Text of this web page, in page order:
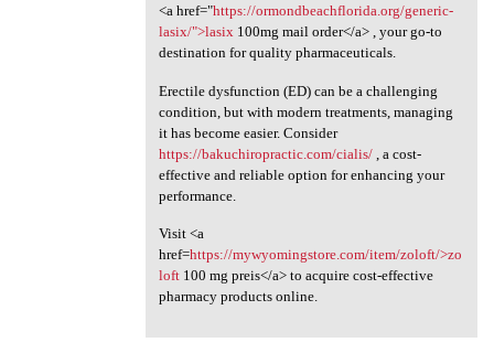
<a href="https://ormondbeachflorida.org/generic-
lasix/">lasix 100mg mail order</a> , your go-to
destination for quality pharmaceuticals.
Erectile dysfunction (ED) can be a challenging
condition, but with modern treatments, managing
it has become easier. Consider
https://bakuchiropractic.com/cialis/, a cost-
effective and reliable option for enhancing your
performance.
Visit <a
href=https://mywyomingstore.com/item/zoloft/>zo
loft100 mg preis</a> to acquire cost-effective
pharmacy products online.